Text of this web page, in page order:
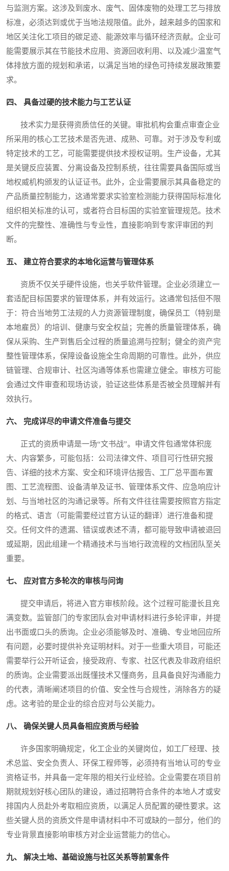
与监测方案。这涉及到废水、废气、固体废物的处理工艺与排放
标准，必须达到或优于当地法规限值。此外，越来越多的国家和
地区关注化工项目的碳足迹、能源效率与循环经济贡献。企业可
能需要展示其在节能技术应用、资源回收利用、以及减少温室气
体排放方面的规划和承诺，以满足当地的绿色可持续发展政策要
求。
四、 具备过硬的技术能力与工艺认证
技术实力是获得资质信任的关键。审批机构会重点审查企业
所采用的核心工艺技术是否先进、成熟、可靠。对于涉及专利或
特定技术的工艺，可能需要提供技术授权证明。生产设备，尤其
是关键反应装置、分离设备及控制系统，往往需要具备国际或当
地权威机构颁发的认证证书。此外，企业需要展示其具备稳定的
产品质量控制能力，这通常要求实验室检测能力获得国际标准化
组织相关标准的认可，或者符合目标国的实验室管理规范。技术
文件的完整性、准确性与专业性，直接影响到专家评审团的判
断。
五、 建立符合要求的本地化运营与管理体系
资质不仅关乎硬件设施，也关乎软件管理。企业必须建立一
套适配目标国要求的管理体系，并有效运行。这通常包括但不限
于：符合当地劳工法规的人力资源管理制度，确保员工（特别是
本地雇员）的培训、健康与安全权益；完善的质量管理体系，确
保从采购、生产到售后全过程的质量追溯与控制；健全的资产完
整性管理体系，保障设备设施全生命周期的可靠性。此外，供应
链管理、合规审计、社区沟通等体系也需建立健全。审核方可能
会通过文件审查和现场访谈，验证这些体系是否被全员理解并有
效执行。
六、 完成详尽的申请文件准备与提交
正式的资质申请是一场“文书战”。申请文件包通常体积庞
大、内容繁多，可能包括：公司法律文件、项目可行性研究报
告、详细的技术方案、安全和环境评估报告、工厂总平面布置
图、工艺流程图、设备清单及证书、管理体系文件、应急响应计
划、与当地社区的沟通记录等。所有文件往往需要按照官方指定
的格式、语言（可能需要经过官方认证的翻译）进行准备和提
交。任何文件的遗漏、错误或表述不清，都可能导致申请被退回
或延期，因此组建一个精通技术与当地行政流程的文档团队至关
重要。
七、 应对官方多轮次的审核与问询
提交申请后，将进入官方审核阶段。这个过程可能漫长且充
满变数。监管部门的专家团队会对申请材料进行多轮评审，并提
出书面或口头的质询。企业必须能够及时、准确、专业地回应所
有问题，必要时提供补充证明材料。对于一些重大项目，可能还
需要举行公开听证会，接受政府、专家、社区代表及非政府组织
的质询。企业需要派出既懂技术又懂商务，且具备良好沟通能力
的代表，清晰阐述项目的价值、安全性与合规性，消除各方的疑
虑。这考验的是企业的综合应对与公关能力。
八、 确保关键人员具备相应资质与经验
许多国家明确规定，化工企业的关键岗位，如工厂经理、技
术总监、安全负责人、环保工程师等，必须持有当地认可的专业
资格证书，并具备一定年限的相关行业经验。企业需要在项目前
期就规划好核心团队的建设，通过招聘符合条件的本地人才或安
排国内人员赴外考取相应资质，以满足人员配置的硬性要求。这
些关键人员的资质文件是申请材料中不可或缺的一部分，他们的
专业背景直接影响审核方对企业运营能力的信心。
九、 解决土地、基础设施与社区关系等前置条件